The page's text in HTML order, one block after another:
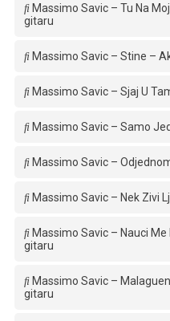
Massimo Savic – Tu Na
gitaru
Massimo Savic – Stine –
Massimo Savic – Sjaj U
Massimo Savic – Samo
Massimo Savic –
Massimo Savic – Nek Zivi
Massimo Savic – Nauci
gitaru
Massimo Savic –
gitaru